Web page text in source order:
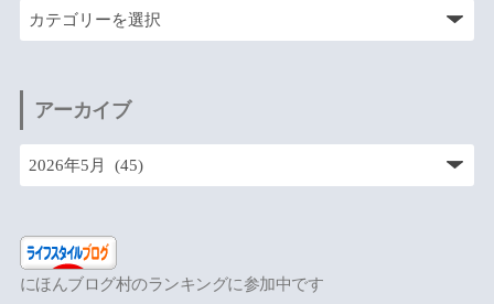
アーカイブ
にほんブログ村のランキングに参加中です